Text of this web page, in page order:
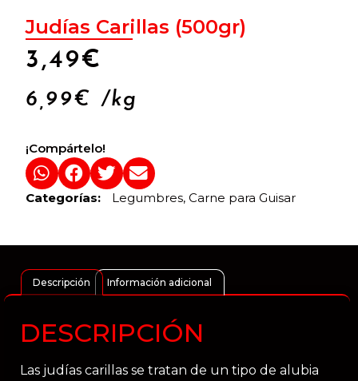
Judías Carillas (500gr)
3,49€
6,99€ /kg
¡Compártelo!
Categorías: Legumbres, Carne para Guisar
Descripción Información adicional
DESCRIPCIÓN
Las judías carillas se tratan de un tipo de alubia